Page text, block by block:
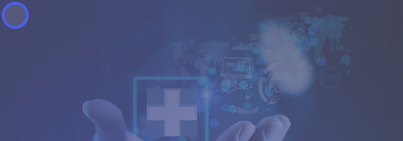
Panneau de gestion des cookies